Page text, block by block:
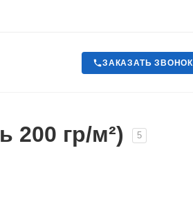
ЗАКАЗАТЬ ЗВОНОК
200 гр/м²) 5